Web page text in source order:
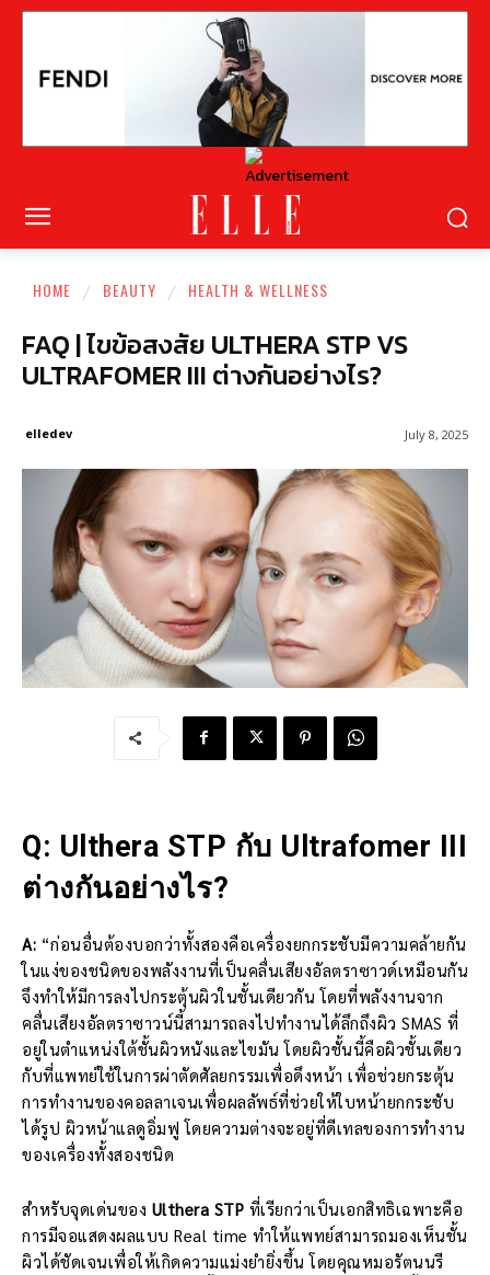
HOME BEAUTY HEALTH & WELLNESS
FAQ | ไขข้อสงสัย ULTHERA STP VS
ULTRAFOMER III ต่างกันอย่างไร?
July 8, 2025
elledev
Q: Ulthera STP กับ Ultrafomer III
ต่างกันอย่างไร?
A: “ก่อนอื่นต้องบอกว่าทั้งสองคือเครื่องยกกระชับมีความคล้ายกัน
ในแง่ของชนิดของพลังงานที่เป็นคลื่นเสียงอัลตราซาวด์เหมือนกัน
จึงทำให้มีการลงไปกระตุ้นผิวในชั้นเดียวกัน โดยที่พลังงานจาก
คลื่นเสียงอัลตราซาวน์นี้สามารถลงไปทำงานได้ลึกถึงผิว SMAS ที่
อยู่ในตำแหน่งใต้ชั้นผิวหนังและไขมัน โดยผิวชั้นนี้คือผิวชั้นเดียว
กับที่แพทย์ใช้ในการผ่าตัดศัลยกรรมเพื่อดึงหน้า เพื่อช่วยกระตุ้น
การทำงานของคอลลาเจนเพื่อผลลัพธ์ที่ช่วยให้ใบหน้ายกกระชับ
ได้รูป ผิวหน้าแลดูอิ่มฟู โดยความต่างจะอยู่ที่ดีเทลของการทำงาน
ของเครื่องทั้งสองชนิด
สำหรับจุดเด่นของ Ulthera STP ที่เรียกว่าเป็นเอกสิทธิเฉพาะคือ
การมีจอแสดงผลแบบ Real time ทำให้แพทย์สามารถมองเห็นชั้น
ผิวได้ชัดเจนเพื่อให้เกิดความแม่งยำยิ่งขึ้น โดยคุณหมอรัตนนรี